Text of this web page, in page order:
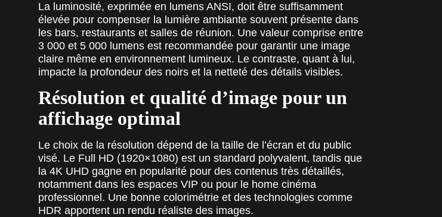
La luminosité, exprimée en lumens ANSI, doit être suffisamment
élevée pour compenser la lumière ambiante souvent présente dans
les bars, restaurants et salles de réunion. Une valeur comprise entre
3 000 et 5 000 lumens est recommandée pour garantir une image
claire même en environnement lumineux. Le contraste, quant à lui,
impacte la profondeur des noirs et la netteté des détails visibles.
Résolution et qualité d’image pour un
affichage optimal
Le choix de la résolution dépend de la taille de l’écran et du public
visé. Le Full HD (1920×1080) est un standard polyvalent, tandis que
la 4K UHD gagne en popularité pour des contenus très détaillés,
notamment dans les espaces VIP ou pour le home cinéma
professionnel. Une bonne colorimétrie et des technologies comme
HDR apportent un rendu réaliste des images.